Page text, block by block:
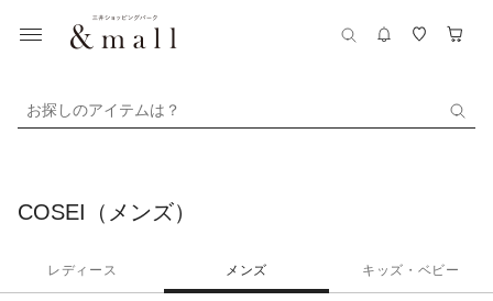
お探しのアイテムは？
COSEI（メンズ）
レディース メンズ キッズ・ベビー